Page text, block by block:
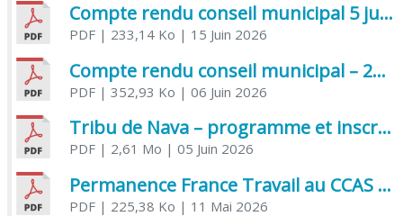
Compte rendu conseil municipal 5 juin 2026 sénatoriale
PDF| 233,14 Ko | 15 Juin 2026
Compte rendu conseil municipal – 21 avril 2026
PDF| 352,93 Ko | 06 Juin 2026
Tribu de Nava – programme et inscriptions été 2026
PDF| 2,61 Mo | 05 Juin 2026
Permanence France Travail au CCAS de Saujon Juin 2026
PDF| 225,38 Ko | 11 Mai 2026